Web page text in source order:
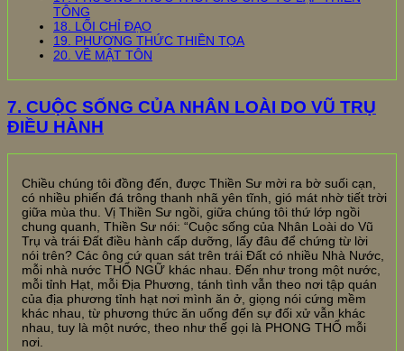
TÔNG
18. LỐI CHỈ ĐẠO
19. PHƯƠNG THỨC THIỀN TỌA
20. VỀ MẬT TÔN
7. CUỘC SỐNG CỦA NHÂN LOÀI DO VŨ TRỤ
ĐIỀU HÀNH
Chiều chúng tôi đồng đến, được Thiền Sư mời ra bờ suối cạn,
có nhiều phiến đá trông thanh nhã yên tĩnh, gió mát nhờ tiết trời
giữa mùa thu. Vị Thiền Sư ngồi, giữa chúng tôi thứ lớp ngồi
chung quanh, Thiền Sư nói: “Cuộc sống của Nhân Loài do Vũ
Trụ và trái Đất điều hành cấp dưỡng, lấy đâu để chứng từ lời
nói trên? Các ông cứ quan sát trên trái Đất có nhiều Nhà Nước,
mỗi nhà nước THỔ NGỮ khác nhau. Đến như trong một nước,
mỗi tỉnh Hạt, mỗi Địa Phương, tánh tình vẫn theo nơi tập quán
của địa phương tỉnh hạt nơi mình ăn ở, giọng nói cứng mềm
khác nhau, từ phương thức ăn uống đến sự đối xử vẫn khác
nhau, tuy là một nước, theo như thế gọi là PHONG THỔ mỗi
nơi.